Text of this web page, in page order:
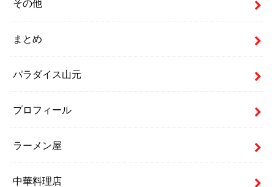
その他
まとめ
パラダイス山元
プロフィール
ラーメン屋
中華料理店